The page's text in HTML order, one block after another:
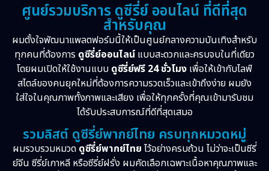
Inspirational แรงบันดาลใจ
Love (2)
Melodrama (2)
Mystery ลึกลับ
Period ย้อนยุค (39)
Political การเมือง (21)
ศูนย์รวมบริการ ดูซีรี่ย์ ออนไลน์ ที่ดีที่สุด
สำหรับคุณ
ผมตั้งใจพัฒนาแพลตฟอร์มนี้ให้เป็นศูนย์กลางความบันเทิงสำหรับ
ทุกคนที่ต้องการ ดูซีรี่ย์ออนไลน์ แบบสะดวกและครบจบในที่เดียว
โดยผมเปิดให้ใช้งานแบบ ดูซีรี่ย์ฟรี 24 ชั่วโมง เพื่อให้เข้ากับไลฟ์
สไตล์ของคนยุคใหม่ที่ต้องการความรวดเร็วและเข้าถึงง่าย ผมยัง
ใส่ใจในคุณภาพทั้งภาพและเสียง เพื่อให้ทุกครั้งที่คุณเข้ามารับชม
ได้รับประสบการณ์ที่ดีที่สุดเสมอ
รวมลิสต์ ดูซีรี่ย์พากย์ไทย ครบทุกหมวดหมู่
ผมรวบรวมหมวด ดูซีรี่ย์พากย์ไทย ไว้อย่างครบถ้วน ไม่ว่าจะเป็นซีรี่
ย์จีน ซีรี่ย์เกาหลี หรือซีรี่ย์ฝรั่ง ผมคัดเลือกเฉพาะเนื้อหาคุณภาพและ